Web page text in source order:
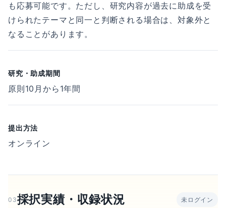
も応募可能です。ただし、研究内容が過去に助成を受
けられたテーマと同一と判断される場合は、対象外と
なることがあります。
研究・助成期間
原則10月から1年間
提出方法
オンライン
03採択実績・収録状況 未ログイン